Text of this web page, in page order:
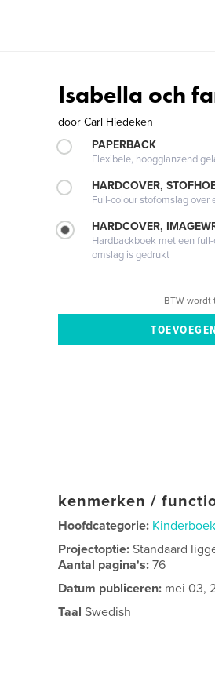
Isabella och
door Carl Hiedeken
PAPERBACK
Flexibele, hoogglanzend
HARDCOVER,
Full-colour stofomslag over
HARDCOVER,
Hardbackboek met een
omslag is gedrukt
BTW wordt
kenmerken /
Hoofdcategorie:
Projectoptie:Standaard
Aantal pagina's:76
Datum publiceren: mei 03,
Taal Swedish